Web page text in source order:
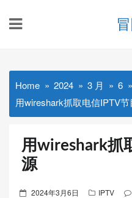
Home 2024 3 月
6
用wireshark抓取电信IPTV
用wireshark抓
源
Posted
2024年3月6日 IPTV